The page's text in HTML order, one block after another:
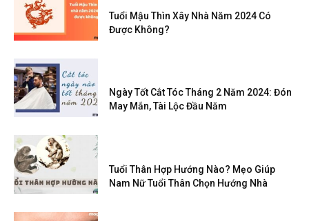
Tuổi Mậu Thìn Xây Nhà Năm 2024 Có
Được Không?
Ngày Tốt Cắt Tóc Tháng 2 Năm 2024: Đón
May Mắn, Tài Lộc Đầu Năm
Tuổi Thân Hợp Hướng Nào? Mẹo Giúp
Nam Nữ Tuổi Thân Chọn Hướng Nhà